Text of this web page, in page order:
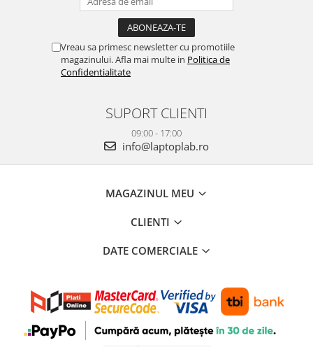
Vreau sa primesc newsletter cu promotiile
magazinului. Afla mai multe in Politica de
Confidentialitate
SUPORT CLIENTI
09:00 - 17:00
info@laptoplab.ro
MAGAZINUL MEU
CLIENTI
DATE COMERCIALE